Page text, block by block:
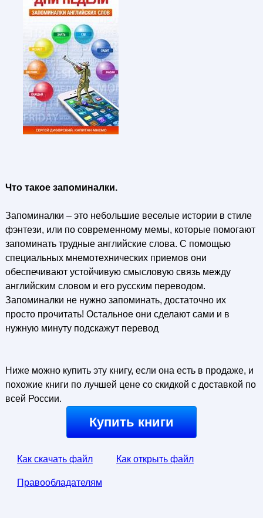
Что такое запоминалки.
Запоминалки – это небольшие веселые истории в стиле
фэнтези, или по современному мемы, которые помогают
запоминать трудные английские слова. С помощью
специальных мнемотехнических приемов они
обеспечивают устойчивую смысловую связь между
английским словом и его русским переводом.
Запоминалки не нужно запоминать, достаточно их
просто прочитать! Остальное они сделают сами и в
нужную минуту подскажут перевод
Ниже можно купить эту книгу, если она есть в продаже, и
похожие книги по лучшей цене со скидкой с доставкой по
всей России.
Купить книги
Как скачать файл Как открыть файл
Правообладателям